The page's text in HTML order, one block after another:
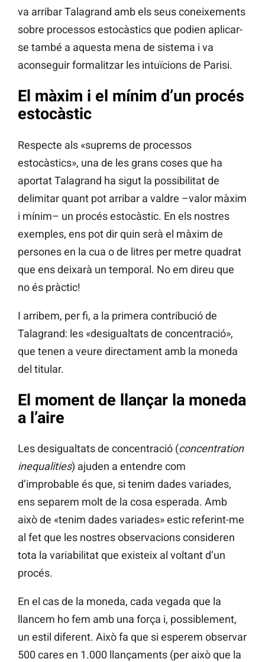
va arribar Talagrand amb els seus coneixements
sobre processos estocàstics que podien aplicar-
se també a aquesta mena de sistema i va
aconseguir formalitzar les intuïcions de Parisi.
El màxim i el mínim d’un procés
estocàstic
Respecte als «suprems de processos
estocàstics», una de les grans coses que ha
aportat Talagrand ha sigut la possibilitat de
delimitar quant pot arribar a valdre –valor màxim
i mínim– un procés estocàstic. En els nostres
exemples, ens pot dir quin serà el màxim de
persones en la cua o de litres per metre quadrat
que ens deixarà un temporal. No em direu que
no és pràctic!
I arribem, per fi, a la primera contribució de
Talagrand: les «desigualtats de concentració»,
que tenen a veure directament amb la moneda
del titular.
El moment de llançar la moneda
a l’aire
Les desigualtats de concentració (concentration
inequalities) ajuden a entendre com
d’improbable és que, si tenim dades variades,
ens separem molt de la cosa esperada. Amb
això de «tenim dades variades» estic referint-me
al fet que les nostres observacions consideren
tota la variabilitat que existeix al voltant d’un
procés.
En el cas de la moneda, cada vegada que la
llancem ho fem amb una força i, possiblement,
un estil diferent. Això fa que si esperem observar
500 cares en 1.000 llançaments (per això que la